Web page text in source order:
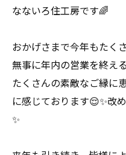
なないろ住工房です🌈
おかげさまで今年もたく
無事に年内の営業を終え
たくさんの素敵なご縁に
に感じております😌✨改
✨